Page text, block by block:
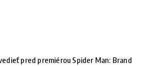
pred premiérou Spider Man: Brand